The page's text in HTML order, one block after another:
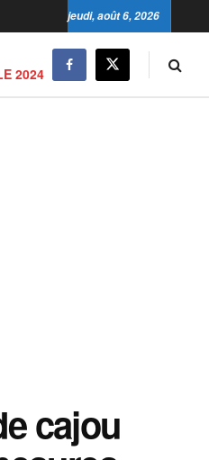
jeudi, août 6, 2026
2024
cajou